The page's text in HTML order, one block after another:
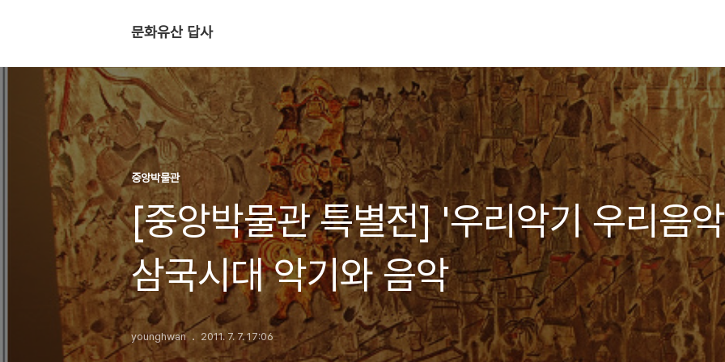
문화유산 답사
중앙박물관
[중앙박물관 특별전] '우리악기 우리음
삼국시대 악기와 음악
younghwan 2011. 7. 7. 17:06